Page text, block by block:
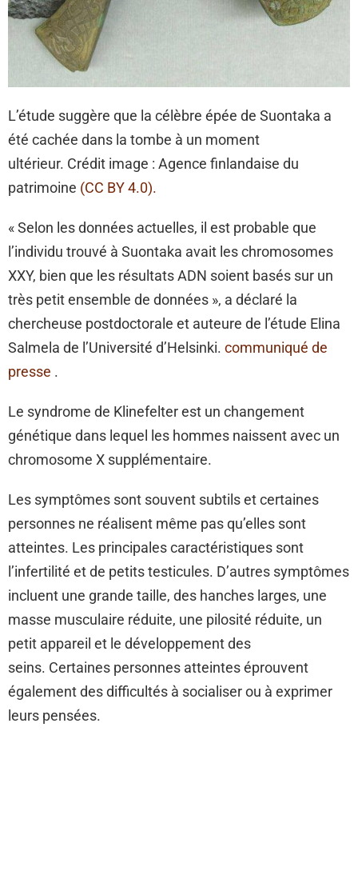
L’étude suggère que la célèbre épée de Suontaka a
été cachée dans la tombe à un moment
ultérieur. Crédit image : Agence finlandaise du
patrimoine (CC BY 4.0).
« Selon les données actuelles, il est probable que
l’individu trouvé à Suontaka avait les chromosomes
XXY, bien que les résultats ADN soient basés sur un
très petit ensemble de données », a déclaré la
chercheuse postdoctorale et auteure de l’étude Elina
Salmela de l’Université d’Helsinki. communiqué de
presse .
Le syndrome de Klinefelter est un changement
génétique dans lequel les hommes naissent avec un
chromosome X supplémentaire.
Les symptômes sont souvent subtils et certaines
personnes ne réalisent même pas qu’elles sont
atteintes. Les principales caractéristiques sont
l’infertilité et de petits testicules. D’autres symptômes
incluent une grande taille, des hanches larges, une
masse musculaire réduite, une pilosité réduite, un
petit appareil et le développement des
seins. Certaines personnes atteintes éprouvent
également des difficultés à socialiser ou à exprimer
leurs pensées.